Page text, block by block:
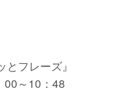
とフレーズ』
～10：48